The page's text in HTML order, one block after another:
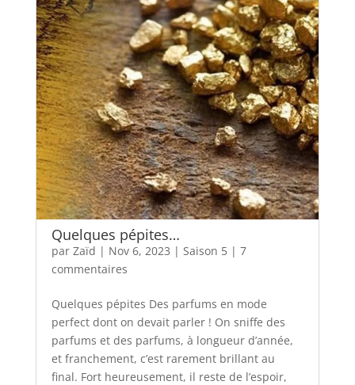
Quelques pépites…
par Zaïd | Nov 6, 2023 | Saison 5| 7
commentaires
Quelques pépites Des parfums en mode
perfect dont on devait parler ! On sniffe des
parfums et des parfums, à longueur d’année,
et franchement, c’est rarement brillant au
final. Fort heureusement, il reste de l’espoir,